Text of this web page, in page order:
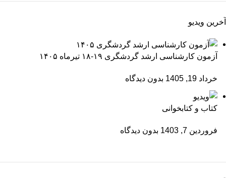
آخرین ویدیو
آزمون کارشناسی ارشد گردشگری ۱۹-۱۸ تیرماه ۱۴۰۵
خرداد 19, 1405 بدون دیدگاه
کتاب و کتابخوانی
فروردین 7, 1403 بدون دیدگاه